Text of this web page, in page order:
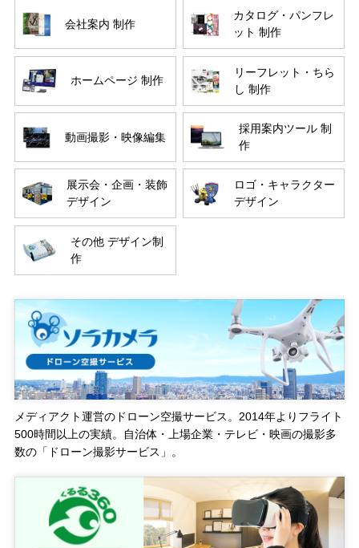
会社案内 制作
カタログ・パンフレ
ット 制作
ホームページ 制作
リーフレット・ちら
し 制作
動画撮影・映像編集
採用案内ツール 制
作
展示会・企画・装飾
デザイン
ロゴ・キャラクター
デザイン
その他 デザイン制
作
メディアクト運営のドローン空撮サービス。2014年よりフライト
500時間以上の実績。自治体・上場企業・テレビ・映画の撮影多
数の「ドローン撮影サービス」。